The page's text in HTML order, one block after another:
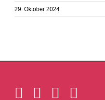
29. Oktober 2024